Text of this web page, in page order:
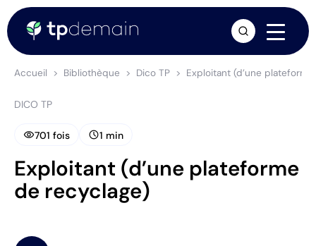
Accueil Bibliothèque Dico TP Exploitant (d’une
DICO TP
visibility701 fois schedule1 min
Exploitant (d’une plateforme
de recyclage)
arrow_forward